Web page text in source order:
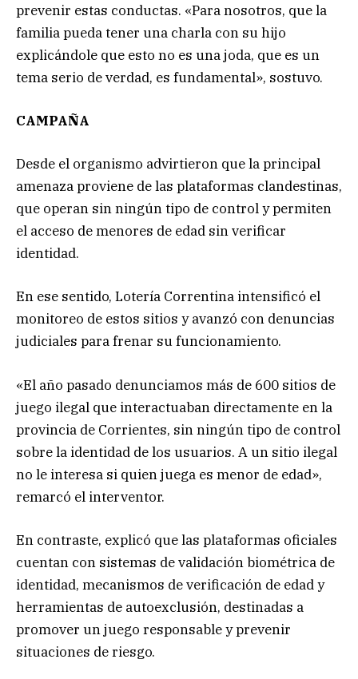
prevenir estas conductas. «Para nosotros, que la
familia pueda tener una charla con su hijo
explicándole que esto no es una joda, que es un
tema serio de verdad, es fundamental», sostuvo.
CAMPAÑA
Desde el organismo advirtieron que la principal
amenaza proviene de las plataformas clandestinas,
que operan sin ningún tipo de control y permiten
el acceso de menores de edad sin verificar
identidad.
En ese sentido, Lotería Correntina intensificó el
monitoreo de estos sitios y avanzó con denuncias
judiciales para frenar su funcionamiento.
«El año pasado denunciamos más de 600 sitios de
juego ilegal que interactuaban directamente en la
provincia de Corrientes, sin ningún tipo de control
sobre la identidad de los usuarios. A un sitio ilegal
no le interesa si quien juega es menor de edad»,
remarcó el interventor.
En contraste, explicó que las plataformas oficiales
cuentan con sistemas de validación biométrica de
identidad, mecanismos de verificación de edad y
herramientas de autoexclusión, destinadas a
promover un juego responsable y prevenir
situaciones de riesgo.